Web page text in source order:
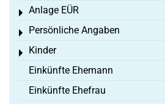
Anlage EÜR
Toggle menu
Persönliche Angaben
Toggle menu
Kinder
Toggle menu
Einkünfte Ehemann
Einkünfte Ehefrau